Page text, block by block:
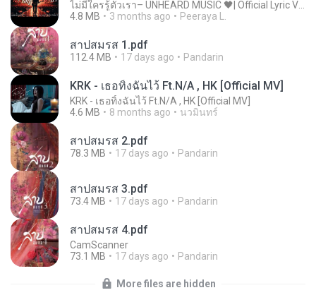
4.8 MB
3 months ago Peeraya L.
สาปสมรส 1.pdf
112.4 MB 17 days ago Pandarin
KRK - เธอทิ้งฉันไว้ Ft.N/A , HK [Official MV]
KRK - เธอทิ้งฉันไว้ Ft.N/A , HK [Official MV]
4.6 MB
8 months ago นวมินทร์
สาปสมรส 2.pdf
78.3 MB 17 days ago Pandarin
สาปสมรส 3.pdf
73.4 MB 17 days ago Pandarin
สาปสมรส 4.pdf
CamScanner
73.1 MB
17 days ago Pandarin
More files are hidden